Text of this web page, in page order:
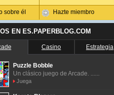
sobre él Hazte miembro
EN ES.PAPERBLOG.COM
Casino Estrategia
Puzzle Bobble
Un clásico juego de Arcade. ......
Juega